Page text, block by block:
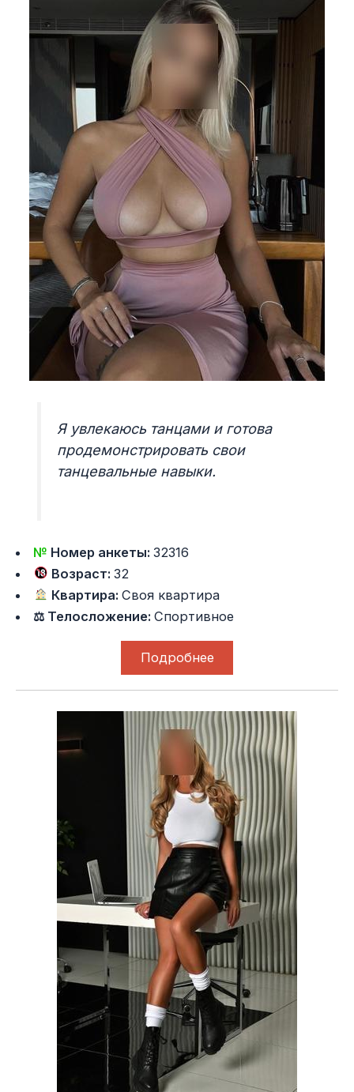
Я увлекаюсь танцами и готова
продемонстрировать свои
танцевальные навыки.
№ Номер анкеты:32316
Возраст:32
Квартира:Своя квартира
⚖ Телосложение:Спортивное
Подробнее